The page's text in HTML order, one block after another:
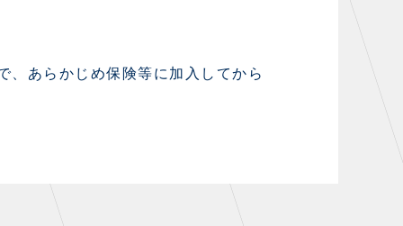
、あらかじめ保険等に加入してから